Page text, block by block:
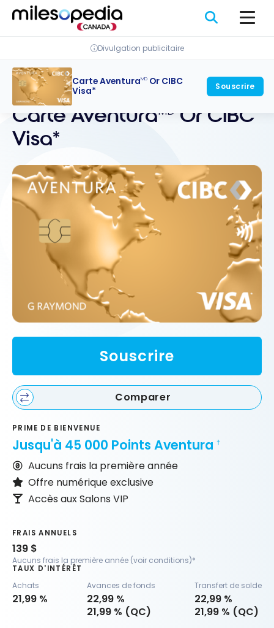
Panneau de gestion des cookies
Passer
Divulgation publicitaire
Retour
Carte AventuraMD Or CIBC
Visa*
Souscrire
Comparer
PRIME DE BIENVENUE
Jusqu'à 45 000 Points Aventura †
Aucuns frais la première année
Offre numérique exclusive
Accès aux Salons VIP
FRAIS ANNUELS
139 $
Aucuns frais la première année (voir conditions)*
TAUX D'INTÉRÊT
Achats
21,99 %
Avances de fonds
22,99 %
21,99 % (QC)
Transfert de solde
22,99 %
21,99 % (QC)
Carte AventuraMD Or CIBC
Visa*
Souscrire